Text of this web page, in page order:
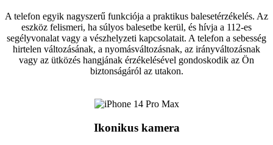
A telefon egyik nagyszerű funkciója a praktikus balesetérzékelés. Az
eszköz felismeri, ha súlyos balesetbe kerül, és hívja a 112-es
segélyvonalat vagy a vészhelyzeti kapcsolatait. A telefon a sebesség
hirtelen változásának, a nyomásváltozásnak, az irányváltozásnak
vagy az ütközés hangjának érzékelésével gondoskodik az Ön
biztonságáról az utakon.
Ikonikus kamera